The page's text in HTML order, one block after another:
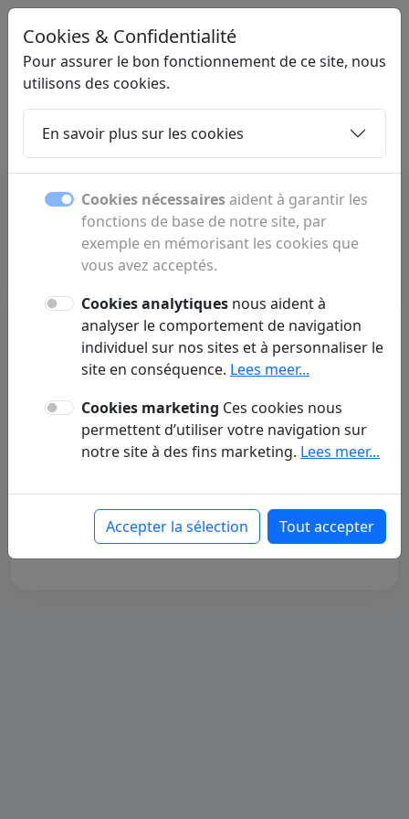
STARTPAGINAONLINE.NL
Home Sous-pages Articles Contact
Aucun article trouvé :(
Actuellement, aucun article n'est
disponible pour cette sous-page. Nous
travaillons à publier prochainement de
nouveaux contenus.
Retour à la page d'accueil
Cookies & Confidentialité
Pour assurer le bon fonctionnement de ce site, nous
utilisons des cookies.
En savoir plus sur les cookies
Cookies nécessairesaident à garantir les
fonctions de base de notre site, par
exemple en mémorisant les cookies que
vous avez acceptés.
Cookies analytiques nous aident à
analyser le comportement de navigation
individuel sur nos sites et à personnaliser le
site en conséquence. Lees meer...
Cookies marketing Ces cookies nous
permettent d’utiliser votre navigation sur
notre site à des fins marketing. Lees meer...
Accepter la sélection Tout accepter